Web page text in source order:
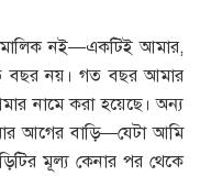
মালিক নই—একটিই আমার,
বছর নয়। গত বছর আমার
নামে করা হয়েছে। অন্য
আগের বাড়ি—যেটা আমি
মূল্য কেনার পর থেকে